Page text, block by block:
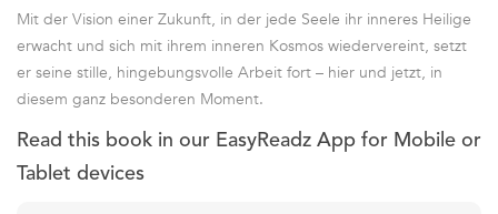
Mit der Vision einer Zukunft, in der jede Seele ihr inneres Heilige
erwacht und sich mit ihrem inneren Kosmos wiedervereint, setzt
er seine stille, hingebungsvolle Arbeit fort – hier und jetzt, in
diesem ganz besonderen Moment.
Read this book in our EasyReadz App for Mobile or
Tablet devices